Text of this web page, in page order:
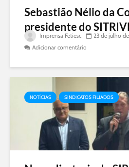
Sebastião Nélio da
presidente do
Imprensa Fetiesc 23 de julho
Adicionar comentário
NOTÍCIAS SINDICATOS FILIADOS